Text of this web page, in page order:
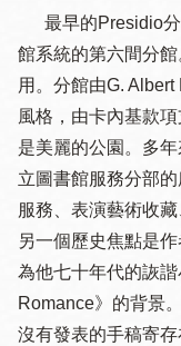
最早的Presidio分
館系統的第六間分
用。分館由G.
風格，由卡內基款
是美麗的公園。多
立圖書館服務分部
服務、表演藝術收
另一個歷史焦點是
為他七十年代的詼
Romance》的背景
沒有發表的手稿寄存